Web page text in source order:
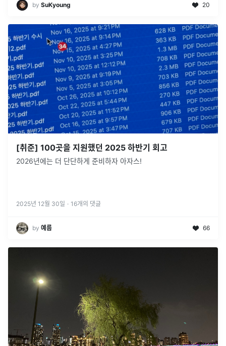
by SuKyoung 20
[취준] 100곳을 지원했던 2025 하반기 회고
2026년에는 더 단단하게 준비하자 아자스!
2025년 12월 30일 · 16개의 댓글
by 예름 66